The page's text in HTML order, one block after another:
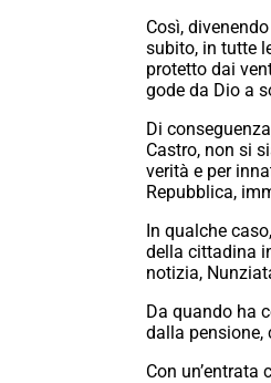
Così,
subito, in tutte
protetto dai
gode da Dio a
Di
Castro, non si
verità e per
Repubblica,
In qualche
della cittadina
notizia,
Da quando ha
dalla pensione,
Con